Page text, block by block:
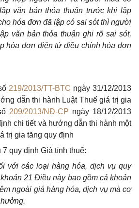
văn bản thỏa thuận trước khi lập
hóa đơn đã lập có sai sót thì người
văn bản thỏa thuận ghi rõ sai sót,
hóa đơn điện tử điều chỉnh hóa đơn
219/2013/TT-BTC ngày 31/12/2013
dẫn thi hành Luật Thuế giá trị gia
209/2013/NĐ-CP ngày 18/12/2013
chi tiết và hướng dẫn thi hành một
trị gia tăng quy định
quy định Giá tính thuế:
với các loại hàng hóa, dịch vụ quy
21 Điều này bao gồm cả khoản
ngoài giá hàng hóa, dịch vụ mà cơ